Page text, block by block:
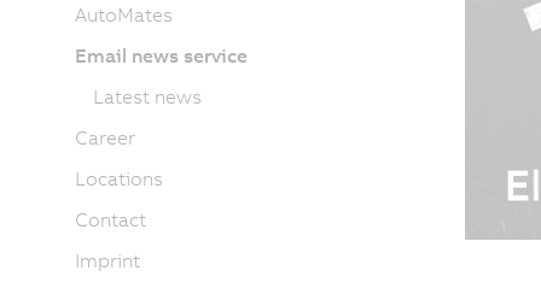
AutoMates
Email news service
Latest news
Career
Locations
Contact
Imprint